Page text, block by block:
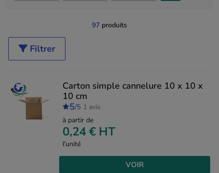
97 produits
Filtrer
Carton simple cannelure 10 x 10 x
10 cm
5/5 1 avis
à partir de
0,24 € HT
l'unité
VOIR